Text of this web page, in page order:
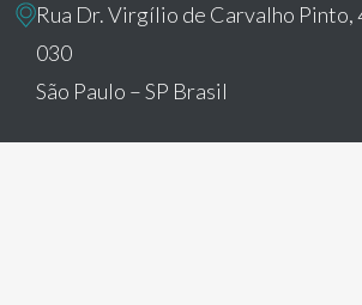
Rua Dr. Virgílio de Carvalho Pinto,
030
São Paulo – SP Brasil